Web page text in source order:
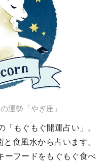
運勢「やぎ座」
もぐもぐ開運占い」。
食風水から占います。
ーフードをもぐもぐ食べ